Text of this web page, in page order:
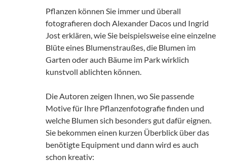
Pflanzen können Sie immer und überall
fotografieren doch Alexander Dacos und Ingrid
Jost erklären, wie Sie beispielsweise eine einzelne
Blüte eines Blumenstraußes, die Blumen im
Garten oder auch Bäume im Park wirklich
kunstvoll ablichten können.
Die Autoren zeigen Ihnen, wo Sie passende
Motive für Ihre Pflanzenfotografie finden und
welche Blumen sich besonders gut dafür eignen.
Sie bekommen einen kurzen Überblick über das
benötigte Equipment und dann wird es auch
schon kreativ: